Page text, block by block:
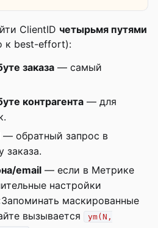
ClientID четырьмя путями
к best-effort):
заказа — самый
контрагента — для
— обратный запрос в
заказа.
email — если в Метрике
настройки
маскированные
вызывается
ym(N,